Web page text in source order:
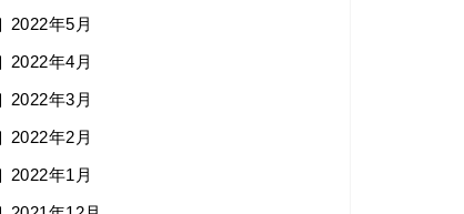
2022年5月
2022年4月
2022年3月
2022年2月
2022年1月